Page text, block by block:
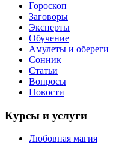
Гороскоп
Заговоры
Эксперты
Обучение
Амулеты и обереги
Сонник
Статьи
Вопросы
Новости
Курсы и услуги
Любовная магия